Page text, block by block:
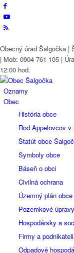
Obecný úrad Šalgočka |
| Mob: 0904 761 105 |
12:00 hod.
Oznamy
Obec
História obce
Rod Appelovcov v
Štatút obce
Symboly obce
Báseň o obci
Civilná ochrana
Územný plán obce
Pozemkové úpravy
Hospodársky a
Firmy a
Odpadové